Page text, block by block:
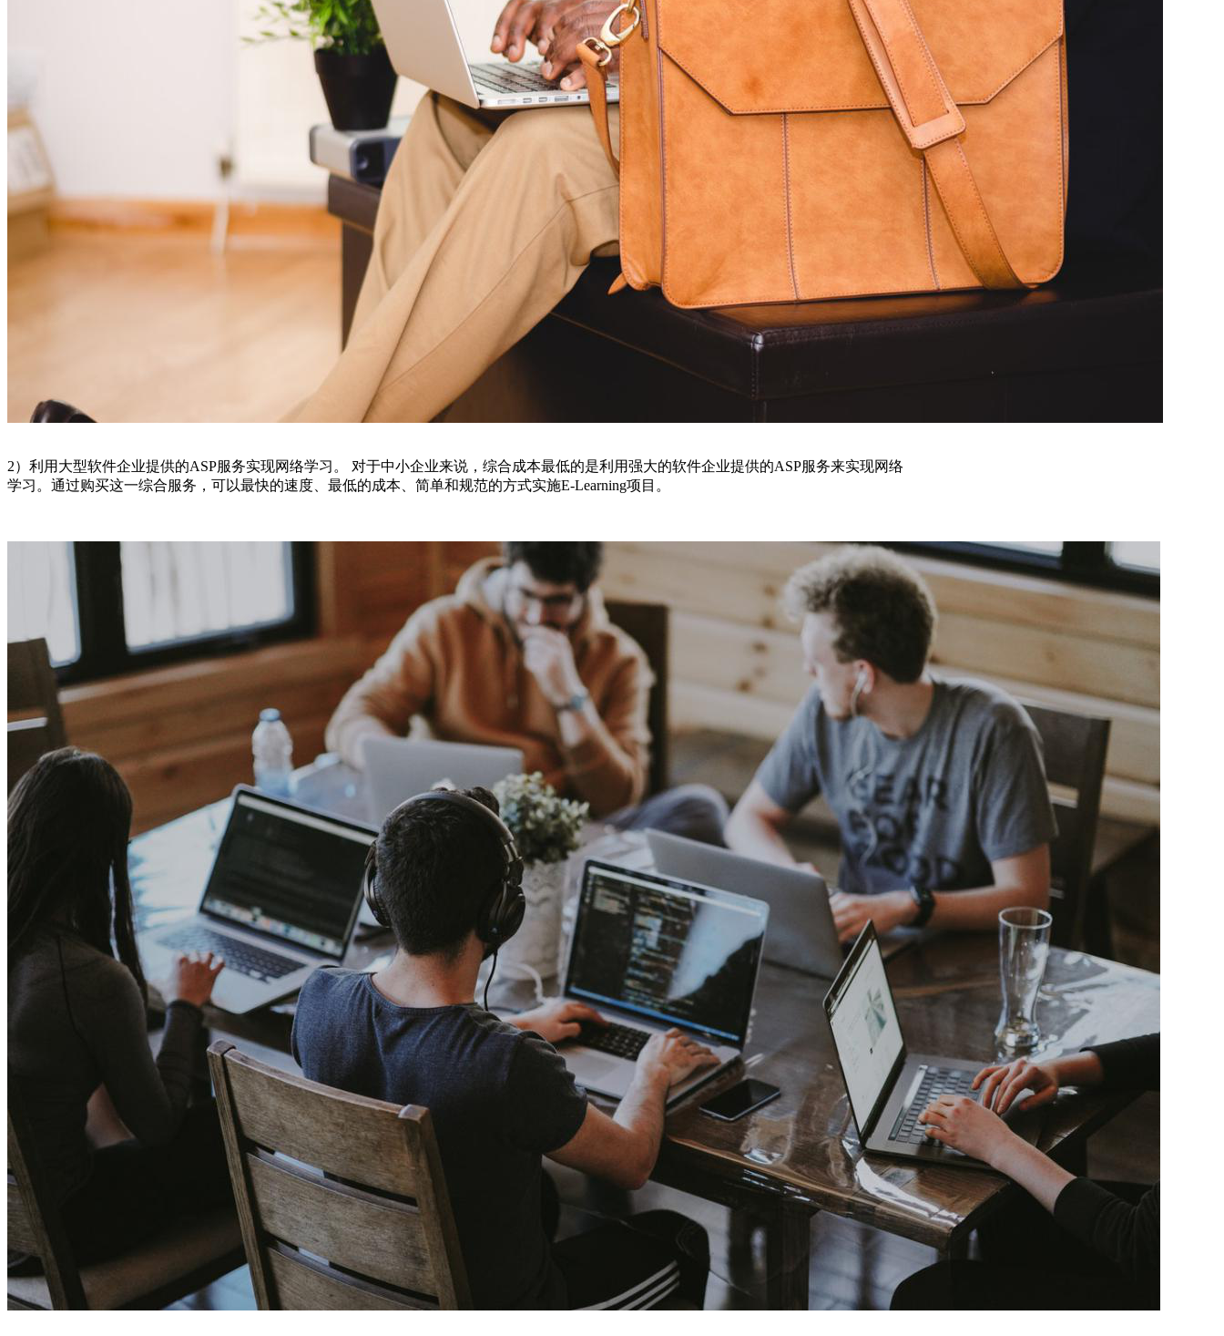
2）利用大型软件企业提供的ASP服务实现网络学习。 对于中小企业来说，综合成本最低的是利用强大的软件企业提供的ASP服务来实现网络
学习。通过购买这一综合服务，可以最快的速度、最低的成本、简单和规范的方式实施E-Learning项目。